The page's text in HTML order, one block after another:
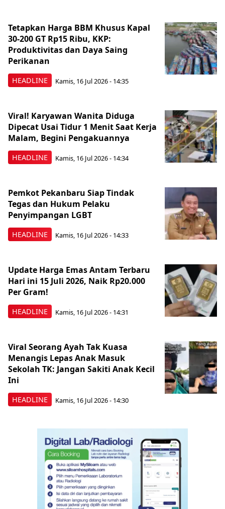
HEADLINE
Tetapkan Harga BBM Khusus Kapal
30-200 GT Rp15 Ribu, KKP:
Produktivitas dan Daya Saing
Perikanan
Kamis, 16 Jul 2026 - 14:35
HEADLINE
Viral! Karyawan Wanita Diduga
Dipecat Usai Tidur 1 Menit Saat Kerja
Malam, Begini Pengakuannya
Kamis, 16 Jul 2026 - 14:34
HEADLINE
Pemkot Pekanbaru Siap Tindak
Tegas dan Hukum Pelaku
Penyimpangan LGBT
Kamis, 16 Jul 2026 - 14:33
HEADLINE
Update Harga Emas Antam Terbaru
Hari ini 15 Juli 2026, Naik Rp20.000
Per Gram!
Kamis, 16 Jul 2026 - 14:31
HEADLINE
Viral Seorang Ayah Tak Kuasa
Menangis Lepas Anak Masuk
Sekolah TK: Jangan Sakiti Anak Kecil
Ini
Kamis, 16 Jul 2026 - 14:30